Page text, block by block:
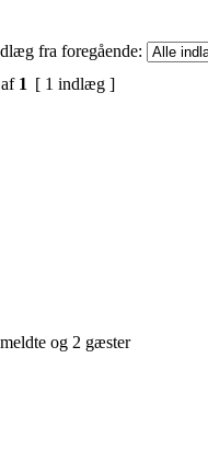
fra foregående:
af 1 [ 1 indlæg ]
og 2 gæster